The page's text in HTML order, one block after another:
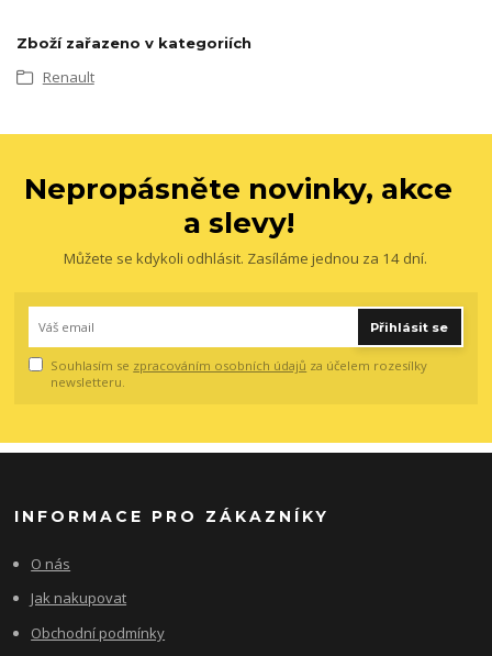
Zboží zařazeno v kategoriích
Renault
Nepropásněte novinky, akce
a slevy!
Můžete se kdykoli odhlásit. Zasíláme jednou za 14 dní.
Přihlásit se
Souhlasím se zpracováním osobních údajů za účelem rozesílky
newsletteru.
INFORMACE PRO ZÁKAZNÍKY
O nás
Jak nakupovat
Obchodní podmínky